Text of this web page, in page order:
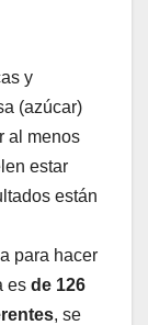
y
(azúcar)
al menos
estar
están
para hacer
es de 126
, se